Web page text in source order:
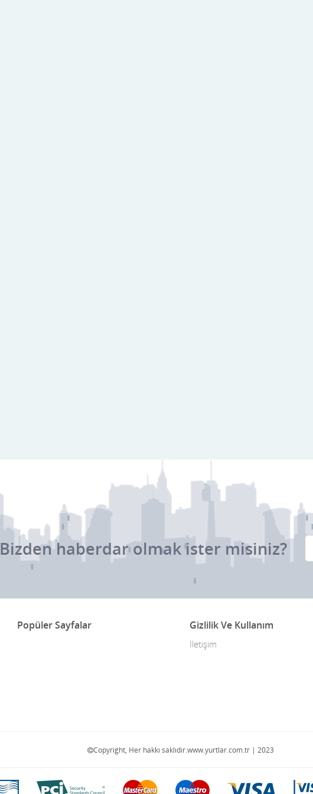
Bizden haberdar olmak ister misiniz?
Popüler Sayfalar Gizlilik Ve Kullanım
İletişim
Copyright, Her hakkı saklıdır.www.yurtlar.com.tr | 2023